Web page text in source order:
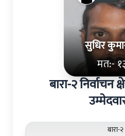
सुधिर
मत:-
बारा-२ निर्वाचन
बारा-२